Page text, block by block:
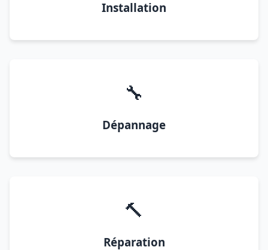
Installation
🔧
Dépannage
🔨
Réparation